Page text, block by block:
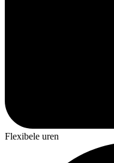
Flexibele uren